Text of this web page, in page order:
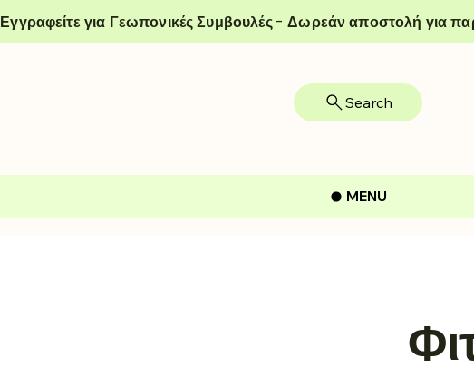
Εγγραφείτε για Γεωπονικές Συμβουλές - Δωρεάν αποστολή για
Search
MENU